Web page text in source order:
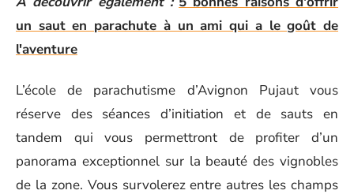
un saut en parachute à un ami qui a le goût de
l'aventure
L’école de parachutisme d’Avignon Pujaut vous
réserve des séances d’initiation et de sauts en
tandem qui vous permettront de profiter d’un
panorama exceptionnel sur la beauté des vignobles
de la zone. Vous survolerez entre autres les champs